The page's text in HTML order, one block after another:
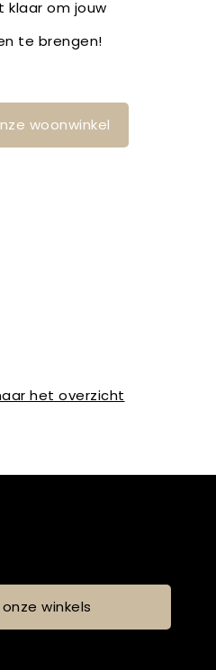
klaar om jouw
te brengen!
woonwinkel
het overzicht
winkels